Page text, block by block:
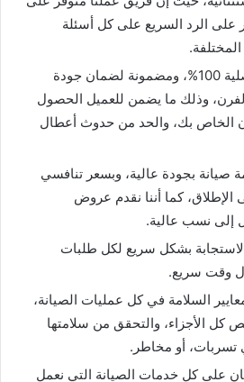
وقادر على الرد السريع على كل أسئلة
نستعمل قطع غيار أصلية 100%، ومضمونة لضمان جودة
وذلك ما يضمن للعميل الحصول
الخاص بك، والحد من حدوث أعطال
صيانة بجودة عالية، وبسعر تنافسي
كما أننا نقدم عروض
إلى نسب عالية.
بشكل سريع لكل طلبات
وقت سريع.
السلامة في كل عمليات الصيانة،
الأجزاء، والتحقق من سلامتها
تسربات، أو مخاطر.
على كل خدمات الصيانة التي نعمل